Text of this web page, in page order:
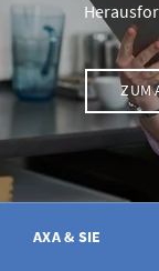
ZUM
AXA & SIE